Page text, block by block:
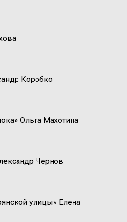
Коробко
Ольга Махотина
Чернов
улицы» Елена